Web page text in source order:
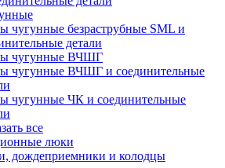
чугунные безраструбные SML и
детали
чугунные ВЧШГ
чугунные ВЧШГ и соединительные
чугунные ЧК и соединительные
все
люки
дождеприемники и колодцы